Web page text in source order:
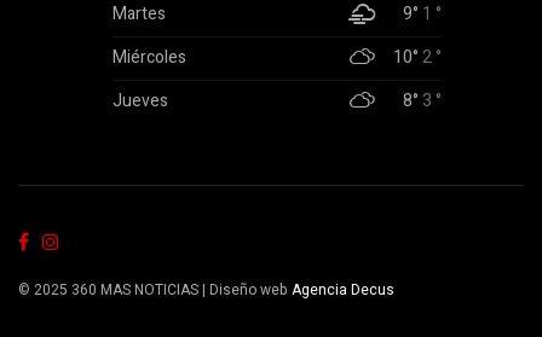
Martes 9° 1 °
Miércoles
10°2 °
Jueves
8° 3 °
© 2025 360 MAS NOTICIAS | Diseño web Agencia Decus